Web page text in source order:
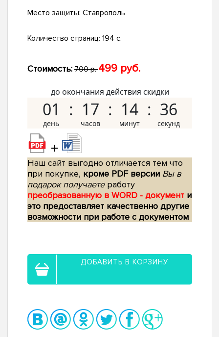
Место защиты: Ставрополь
Количество страниц: 194 с.
Стоимость: 700 р.499 руб.
до окончания действия скидки
01 17 14 35
+
Наш сайт выгодно отличается тем что
при покупке, кроме PDF версии Вы в
подарок получаетеработу
преобразованную в WORD - документ и
это предоставляет качественно другие
возможности при работе с документом
ДОБАВИТЬ В КОРЗИНУ